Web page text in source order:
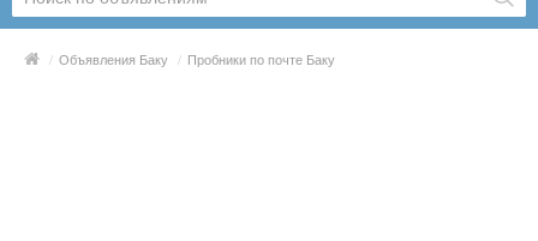
/ Объявления Баку / Пробники по почте Баку